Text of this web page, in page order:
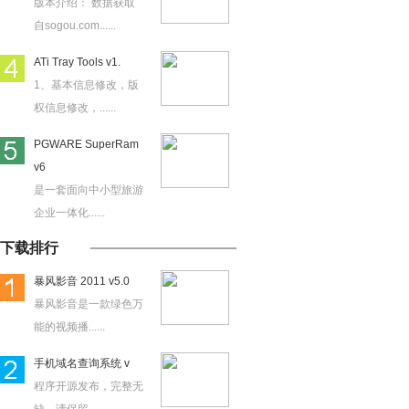
版本介绍： 数据获取
自sogou.com......
ATi Tray Tools v1.
1、基本信息修改，版
权信息修改，......
PGWARE SuperRam
v6
是一套面向中小型旅游
企业一体化......
载排行
暴风影音 2011 v5.0
暴风影音是一款绿色万
能的视频播......
手机域名查询系统 v
程序开源发布，完整无